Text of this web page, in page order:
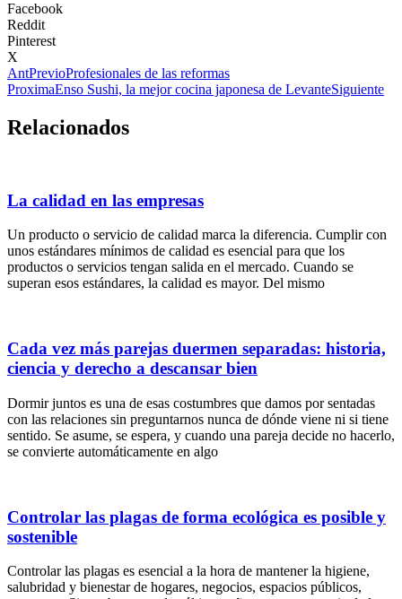
Facebook
Reddit
Pinterest
X
AntPrevioProfesionales de las reformas
ProximaEnso Sushi, la mejor cocina japonesa de LevanteSiguiente
Relacionados
La calidad en las empresas
Un producto o servicio de calidad marca la diferencia. Cumplir con
unos estándares mínimos de calidad es esencial para que los
productos o servicios tengan salida en el mercado. Cuando se
superan esos estándares, la calidad es mayor. Del mismo
Cada vez más parejas duermen separadas: historia,
ciencia y derecho a descansar bien
Dormir juntos es una de esas costumbres que damos por sentadas
con las relaciones sin preguntarnos nunca de dónde viene ni si tiene
sentido. Se asume, se espera, y cuando una pareja decide no hacerlo,
se convierte automáticamente en algo
Controlar las plagas de forma ecológica es posible y
sostenible
Controlar las plagas es esencial a la hora de mantener la higiene,
salubridad y bienestar de hogares, negocios, espacios públicos,